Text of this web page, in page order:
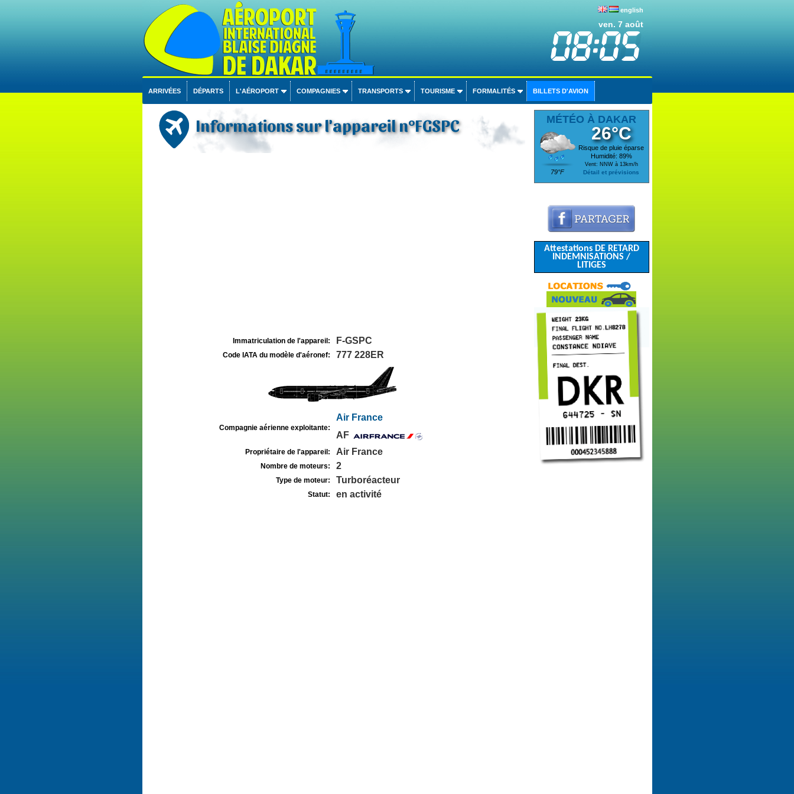
english
ven. 7 août
ARRIVÉES DÉPARTS L'AÉROPORT COMPAGNIES TRANSPORTS TOURISME FORMALITÉS BILLETS D'AVION
Informations sur l'appareil n°FGSPC
Immatriculation de l'appareil: F-GSPC
Code IATA du modèle d'aéronef: 777 228ER
Compagnie aérienne exploitante:
Air France
AF
Propriétaire de l'appareil: Air France
Nombre de moteurs: 2
Type de moteur: Turboréacteur
Statut: en activité
MÉTÉO À DAKAR
79°F
26°C
Risque de pluie éparse
Humidité: 89%
Vent: NNW à 13km/h
Détail et prévisions
Attestations DE RETARD
INDEMNISATIONS /
LITIGES